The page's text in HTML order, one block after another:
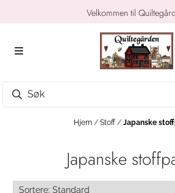
Velkommen til
Hjem / Stoff / Japanske
Japanske